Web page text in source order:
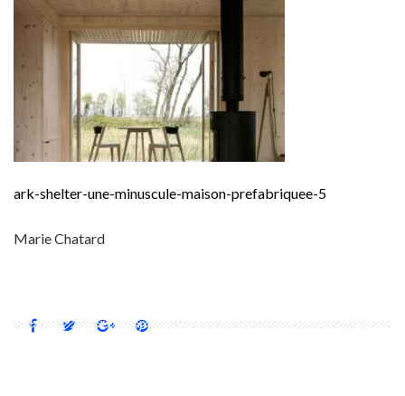
ark-shelter-une-minuscule-maison-prefabriquee-5
Marie Chatard